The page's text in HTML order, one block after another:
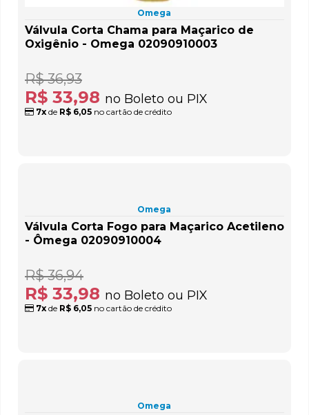
Omega
Válvula Corta Chama para Maçarico de
Oxigênio - Omega 02090910003
R$ 33,98 no Boleto ou PIX
R$ 36,93
7x de R$ 6,05 no cartão de crédito
Omega
Válvula Corta Fogo para Maçarico Acetileno
- Ômega 02090910004
R$ 33,98 no Boleto ou PIX
R$ 36,94
7x de R$ 6,05 no cartão de crédito
Omega